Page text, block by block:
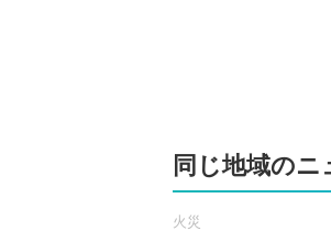
同じ地域のニ
火災